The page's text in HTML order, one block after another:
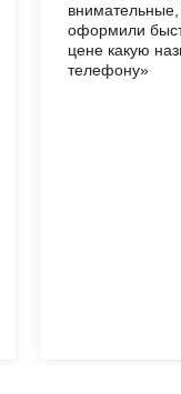
оформили
цене какую
телефону»